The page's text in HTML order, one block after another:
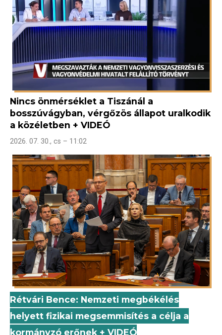
Nincs önmérséklet a Tiszánál a
bosszúvágyban, vérgőzös állapot uralkodik
a közéletben + VIDEÓ
2026. 07. 30., cs – 11:02
Rétvári Bence: Nemzeti megbékélés
helyett fizikai megsemmisítés a célja a
kormányzó erőnek + VIDEÓ